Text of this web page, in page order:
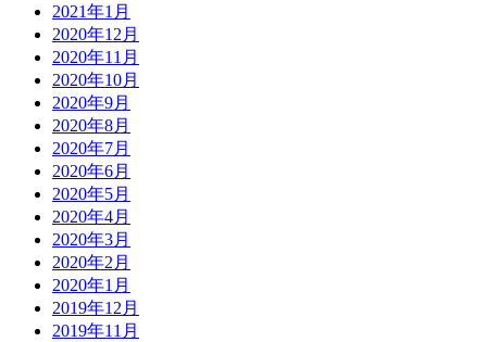
2021年1月
2020年12月
2020年11月
2020年10月
2020年9月
2020年8月
2020年7月
2020年6月
2020年5月
2020年4月
2020年3月
2020年2月
2020年1月
2019年12月
2019年11月